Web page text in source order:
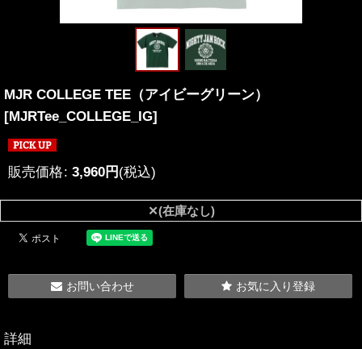
MJR COLLEGE TEE（アイビーグリーン）
[MJRTee_COLLEGE_IG]
販売価格: 3,960円(税込)
✕(在庫なし)
お問い合わせ お気に入り登録
詳細